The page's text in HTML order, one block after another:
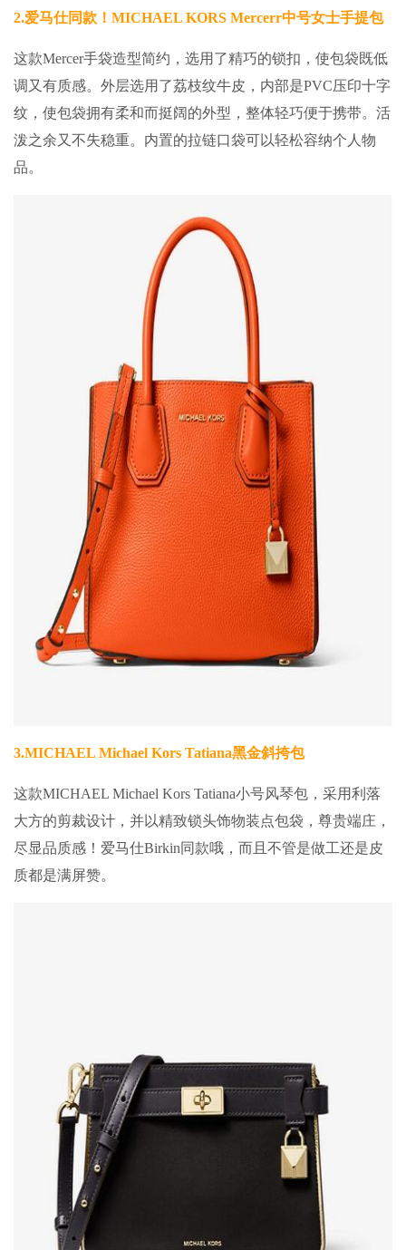
2.爱马仕同款！MICHAEL KORS Mercerr中号女士手提包
这款Mercer手袋造型简约，选用了精巧的锁扣，使包袋既低
调又有质感。外层选用了荔枝纹牛皮，内部是PVC压印十字
纹，使包袋拥有柔和而挺阔的外型，整体轻巧便于携带。活
泼之余又不失稳重。内置的拉链口袋可以轻松容纳个人物
品。
3.MICHAEL Michael Kors Tatiana黑金斜挎包
这款MICHAEL Michael Kors Tatiana小号风琴包，采用利落
大方的剪裁设计，并以精致锁头饰物装点包袋，尊贵端庄，
尽显品质感！爱马仕Birkin同款哦，而且不管是做工还是皮
质都是满屏赞。